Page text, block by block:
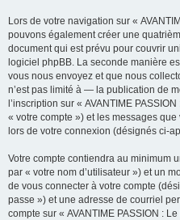
Lors de votre navigation sur «
pouvons également créer une
document qui est prévu pour couvrir
logiciel phpBB. La seconde manière
vous nous envoyez et que nous
n’est pas limité à — la publication de
l’inscription sur « AVANTIME
« votre compte ») et les messages
lors de votre connexion (désignés ci-
Votre compte contiendra au minimum
par « votre nom d’utilisateur ») et un
de vous connecter à votre compte
passe ») et une adresse de courriel
compte sur « AVANTIME PASSION :